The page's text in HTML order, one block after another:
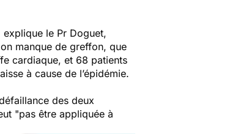
explique le Pr Doguet,
manque de greffon, que
cardiaque, et 68 patients
à cause de l’épidémie.
des deux
"pas être appliquée à